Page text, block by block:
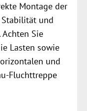
Montage der
und
Sie
Lasten sowie
und
Fluchttreppe